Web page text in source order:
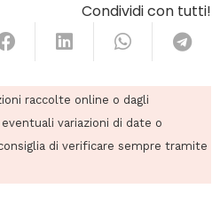
Condividi con tutti!
raccolte online o dagli
variazioni di date o
di verificare sempre tramite